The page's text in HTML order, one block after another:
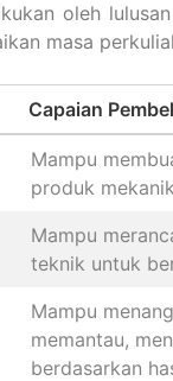
oleh
masa
Capaian
Mampu
produk
Mampu
teknik untuk
Mampu
memantau,
berdasarkan